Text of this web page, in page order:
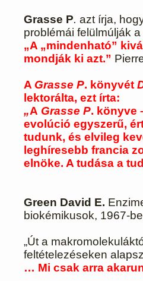
Grasse P. azt írja,
problémái felülmúlják
„A „mindenható”
mondják ki azt.”
A Grasse P. könyvét
lektorálta, ezt írta:
„A Grasse P. könyve
evolúció egyszerű,
tudunk, és elvileg
leghíresebb francia
elnöke. A tudása a
Green David E.
biokémikusok, 1967-
„Út a
feltételezéseken
… Mi csak arra